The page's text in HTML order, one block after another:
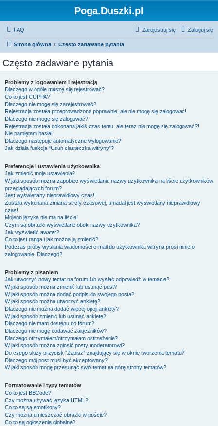
Poga.Duszki.pl
FAQ Zaloguj się
Zarejestruj się
Strona główna Często zadawane pytania
Często zadawane pytania
Problemy z logowaniem i rejestracją
Dlaczego w ogóle muszę się rejestrować?
Co to jest COPPA?
Dlaczego nie mogę się zarejestrować?
Rejestracja została przeprowadzona poprawnie, ale nie mogę się zalogować!
Dlaczego nie mogę się zalogować?
Rejestracja została dokonana jakiś czas temu, ale teraz nie mogę się zalogować?!
Nie pamiętam hasła!
Dlaczego następuje automatyczne wylogowanie?
Jak działa funkcja “Usuń ciasteczka witryny”?
Preferencje i ustawienia użytkownika
Jak zmienić moje ustawienia?
W jaki sposób można zapobiec wyświetlaniu nazwy użytkownika na liście użytkowników
przeglądających forum?
Jest wyświetlany nieprawidłowy czas!
Została wykonana zmiana strefy czasowej, a nadal jest wyświetlany nieprawidłowy
czas!
Mojego języka nie ma na liście!
Czym są obrazki wyświetlane obok nazwy użytkownika?
Jak wyświetlić awatar?
Co to jest ranga i jak można ją zmienić?
Podczas próby wysłania wiadomości e-mail do użytkownika witryna prosi mnie o
zalogowanie. Dlaczego?
Problemy z pisaniem
Jak utworzyć nowy temat na forum lub wysłać odpowiedź w temacie?
W jaki sposób można zmienić lub usunąć post?
W jaki sposób można dodać podpis do swojego posta?
W jaki sposób można utworzyć ankietę?
Dlaczego nie można dodać więcej opcji ankiety?
W jaki sposób zmienić lub usunąć ankietę?
Dlaczego nie mam dostępu do forum?
Dlaczego nie mogę dodawać załączników?
Dlaczego otrzymałem/otrzymałam ostrzeżenie?
W jaki sposób można zgłosić posty moderatorowi?
Do czego służy przycisk “Zapisz” znajdujący się w oknie tworzenia tematu?
Dlaczego mój post musi być akceptowany?
W jaki sposób mogę przesunąć swój temat na górę strony tematów?
Formatowanie i typy tematów
Co to jest BBCode?
Czy można używać języka HTML?
Co to są są emotikony?
Czy można umieszczać obrazki w poście?
Co to są ogłoszenia globalne?